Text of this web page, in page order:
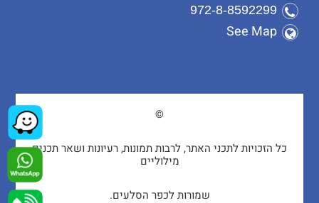
972-8-8592299
See Map
©
כל הזכויות לתכני האתר, לרבות תמונות, רעיונות ושאר תכנים
מילוליים
שמורות לכפר הסלעים.